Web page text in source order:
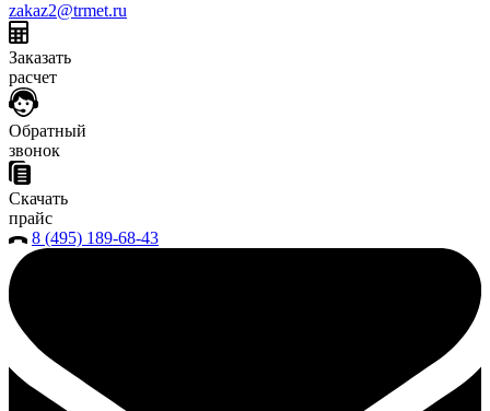
zakaz2@trmet.ru
Заказать
расчет
Обратный
звонок
Скачать
прайс
8 (495) 189-68-43